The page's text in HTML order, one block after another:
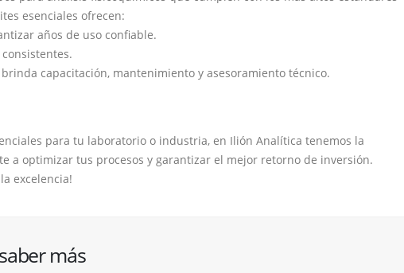
esenciales ofrecen:
años de uso confiable.
capacitación, mantenimiento y asesoramiento técnico.
para tu laboratorio o industria, en Ilión Analítica tenemos la
a optimizar tus procesos y garantizar el mejor retorno de inversión.
excelencia!
más